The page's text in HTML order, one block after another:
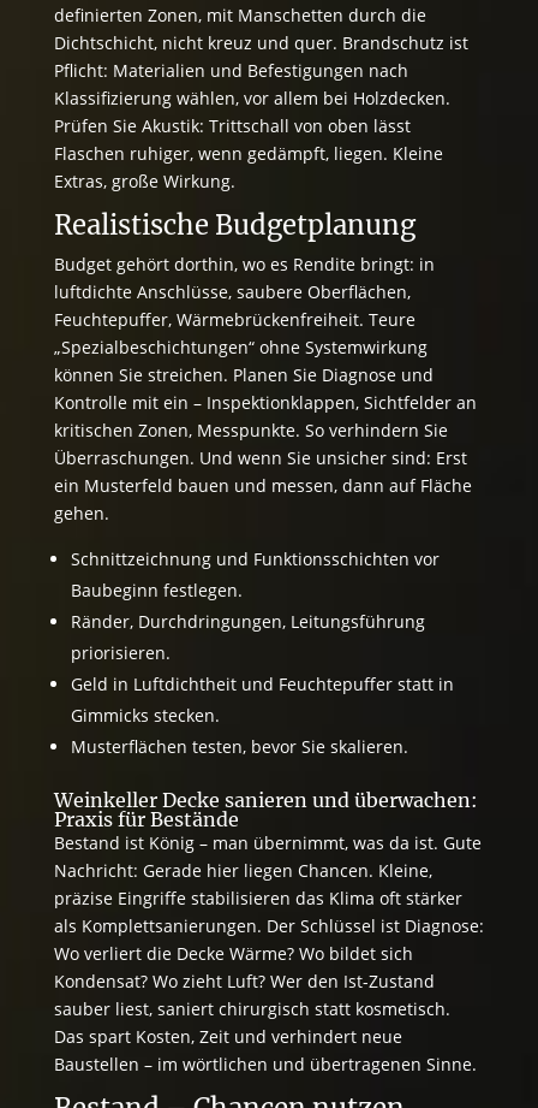
definierten Zonen, mit Manschetten durch die
Dichtschicht, nicht kreuz und quer. Brandschutz ist
Pflicht: Materialien und Befestigungen nach
Klassifizierung wählen, vor allem bei Holzdecken.
Prüfen Sie Akustik: Trittschall von oben lässt
Flaschen ruhiger, wenn gedämpft, liegen. Kleine
Extras, große Wirkung.
Realistische Budgetplanung
Budget gehört dorthin, wo es Rendite bringt: in
luftdichte Anschlüsse, saubere Oberflächen,
Feuchtepuffer, Wärmebrückenfreiheit. Teure
„Spezialbeschichtungen“ ohne Systemwirkung
können Sie streichen. Planen Sie Diagnose und
Kontrolle mit ein – Inspektionklappen, Sichtfelder an
kritischen Zonen, Messpunkte. So verhindern Sie
Überraschungen. Und wenn Sie unsicher sind: Erst
ein Musterfeld bauen und messen, dann auf Fläche
gehen.
Schnittzeichnung und Funktionsschichten vor
Baubeginn festlegen.
Ränder, Durchdringungen, Leitungsführung
priorisieren.
Geld in Luftdichtheit und Feuchtepuffer statt in
Gimmicks stecken.
Musterflächen testen, bevor Sie skalieren.
Weinkeller Decke sanieren und überwachen:
Praxis für Bestände
Bestand ist König – man übernimmt, was da ist. Gute
Nachricht: Gerade hier liegen Chancen. Kleine,
präzise Eingriffe stabilisieren das Klima oft stärker
als Komplettsanierungen. Der Schlüssel ist Diagnose:
Wo verliert die Decke Wärme? Wo bildet sich
Kondensat? Wo zieht Luft? Wer den Ist-Zustand
sauber liest, saniert chirurgisch statt kosmetisch.
Das spart Kosten, Zeit und verhindert neue
Baustellen – im wörtlichen und übertragenen Sinne.